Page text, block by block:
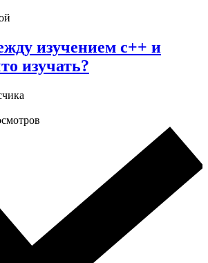
изучением c++ и
изучать?